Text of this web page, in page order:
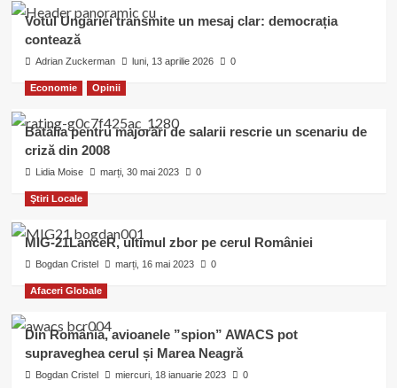
Votul Ungariei transmite un mesaj clar: democrația
contează
Adrian Zuckerman luni, 13 aprilie 2026 0
Economie Opinii
Bătălia pentru majorări de salarii rescrie un scenariu de
criză din 2008
Lidia Moise marți, 30 mai 2023 0
Ştiri Locale
MIG-21LanceR, ultimul zbor pe cerul României
Bogdan Cristel marți, 16 mai 2023 0
Afaceri Globale
Din România, avioanele ”spion” AWACS pot
supraveghea cerul și Marea Neagră
Bogdan Cristel miercuri, 18 ianuarie 2023 0